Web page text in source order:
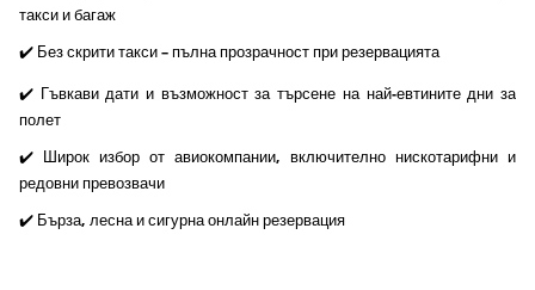
такси и багаж
✔️ Без скрити такси – пълна прозрачност при резервацията
✔️ Гъвкави дати и възможност за търсене на най-евтините дни за
полет
✔️ Широк избор от авиокомпании, включително нискотарифни и
редовни превозвачи
✔️ Бърза, лесна и сигурна онлайн резервация